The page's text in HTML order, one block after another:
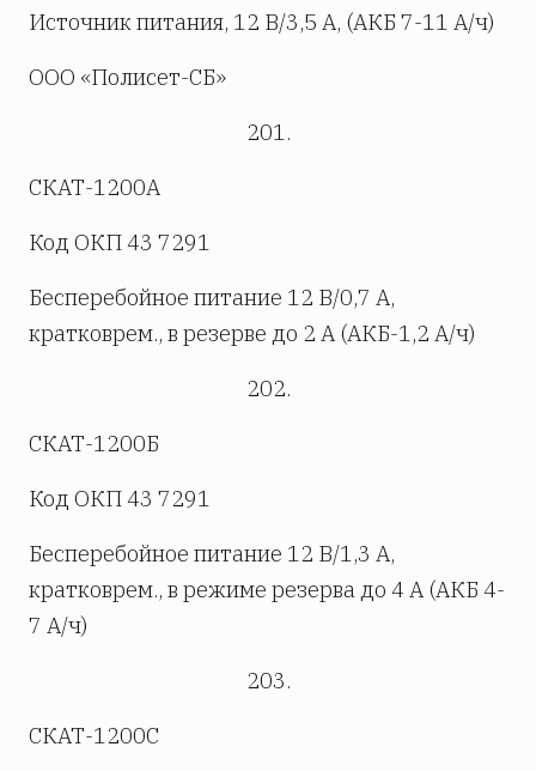
Источник питания, 12 В/3,5 А, (АКБ 7-11 А/ч)
ООО «Полисет-СБ»
201.
СКАТ-1200А
Код ОКП 43 7291
Бесперебойное питание 12 В/0,7 А,
кратковрем., в резерве до 2 А (АКБ-1,2 А/ч)
202.
СКАТ-1200Б
Код ОКП 43 7291
Бесперебойное питание 12 В/1,3 А,
кратковрем., в режиме резерва до 4 А (АКБ 4-
7 А/ч)
203.
СКАТ-1200С